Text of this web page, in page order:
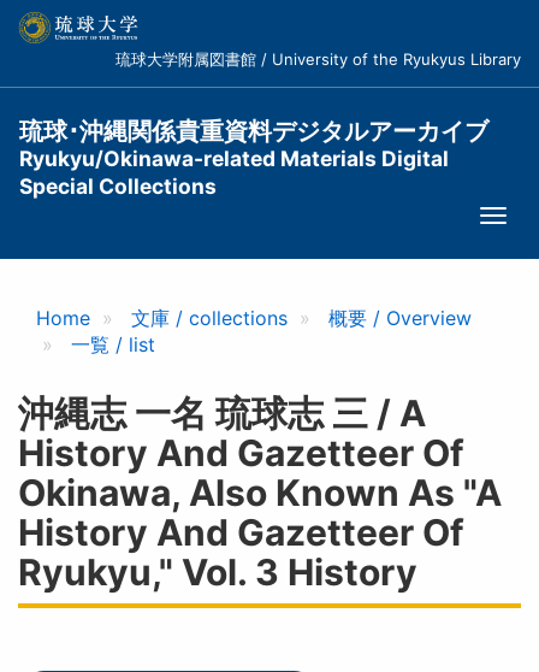
コ
琉球大学附属図書館 / University of the Ryukyus Library
琉球･沖縄関係貴重資料デジタルアーカイブ
Ryukyu/Okinawa-related Materials Digital
Special Collections
Home 文庫 / collections
概要 / Overview
一覧 / list
沖縄志 一名 琉球志 三 / A
History And Gazetteer Of
Okinawa, Also Known As "A
History And Gazetteer Of
Ryukyu," Vol. 3 History